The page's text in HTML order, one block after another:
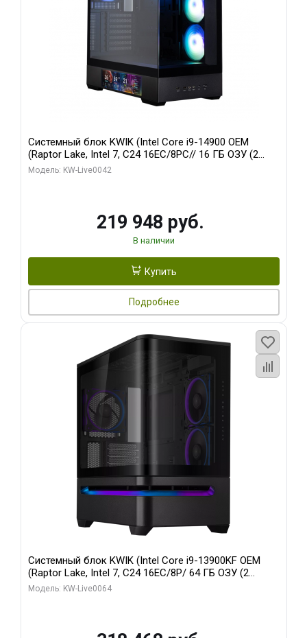
Системный блок KWIK (Intel Core i9-14900 OEM
(Raptor Lake, Intel 7, C24 16EC/8PC// 16 ГБ ОЗУ (2
модуля)/ Gigabyte RTX5070Ti EAGLE OC ICE SFF 16GB
Модель: KW-Live0042
219 948 руб.
В наличии
Купить
Подробнее
Системный блок KWIK (Intel Core i9-13900KF OEM
(Raptor Lake, Intel 7, C24 16EC/8P/ 64 ГБ ОЗУ (2
модуля)/ ASUS RTX5080 PROART OC 16GB GDDR7
Модель: KW-Live0064